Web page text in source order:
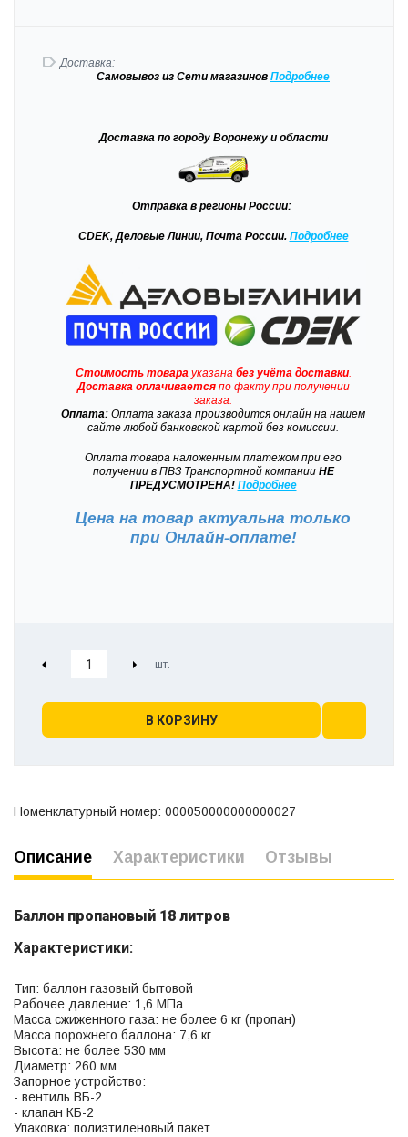
Доставка:
Самовывоз из Сети магазинов Подробнее
Доставка по городу Воронежу и области
Отправка в регионы России:
CDEK, Деловые Линии, Почта России. Подробнее
Стоимость товарауказана без учёта доставки.
Доставкаоплачиваетсяпо факту при получении
заказа.
Оплата: Оплата заказа производится онлайн на нашем
сайте любой банковской картой без комиссии.
Оплата товара наложенным платежом при его
получении в ПВЗ Транспортной компанииНЕ
ПРЕДУСМОТРЕНА! Подробнее
Цена на товар актуальна только
при Онлайн-оплате!
В КОРЗИНУ
Номенклатурный номер: 000050000000000027
Описание Характеристики Отзывы
Баллон пропановый 18 литров
Характеристики:
Тип: баллон газовый бытовой
Рабочее давление: 1,6 МПа
Масса сжиженного газа: не более 6 кг (пропан)
Масса порожнего баллона: 7,6 кг
Высота: не более 530 мм
Диаметр: 260 мм
Запорное устройство:
- вентиль ВБ-2
- клапан КБ-2
Упаковка: полиэтиленовый пакет